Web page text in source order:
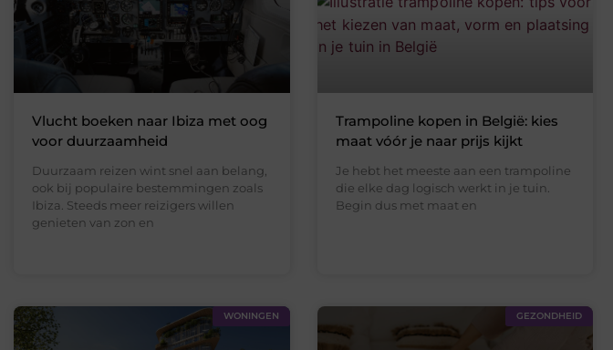
Vlucht boeken naar Ibiza met oog
voor duurzaamheid
Duurzaam reizen wint snel aan belang,
ook bij populaire bestemmingen zoals
Ibiza. Steeds meer reizigers willen
genieten van zon en
Trampoline kopen in België: kies
maat vóór je naar prijs kijkt
Je hebt het meeste aan een trampoline
die elke dag logisch werkt in je tuin.
Begin dus met maat en
WONINGEN GEZONDHEID